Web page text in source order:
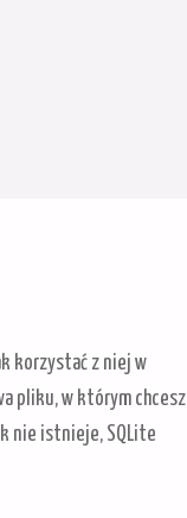
korzystać z niej w
pliku, w którym chcesz
nie istnieje, SQLite